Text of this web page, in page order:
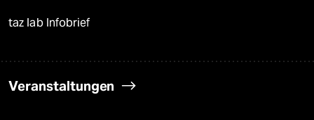
taz lab Infobrief
Veranstaltungen